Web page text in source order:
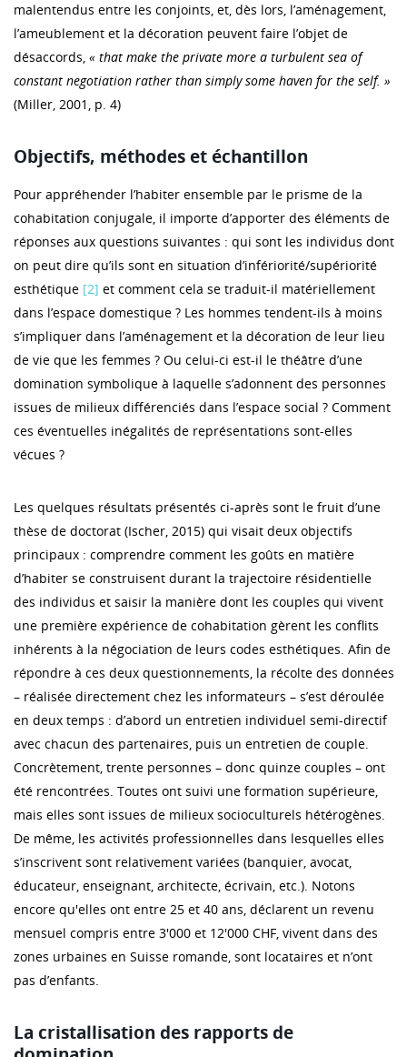
malentendus entre les conjoints, et, dès lors, l’aménagement,
l’ameublement et la décoration peuvent faire l’objet de
désaccords, « that make the private more a turbulent sea of
constant negotiation rather than simply some haven for the self. »
(Miller, 2001, p. 4)
Objectifs, méthodes et échantillon
Pour appréhender l’habiter ensemble par le prisme de la
cohabitation conjugale, il importe d’apporter des éléments de
réponses aux questions suivantes : qui sont les individus dont
on peut dire qu’ils sont en situation d’infériorité/supériorité
esthétique [2] et comment cela se traduit-il matériellement
dans l’espace domestique ? Les hommes tendent-ils à moins
s’impliquer dans l’aménagement et la décoration de leur lieu
de vie que les femmes ? Ou celui-ci est-il le théâtre d’une
domination symbolique à laquelle s’adonnent des personnes
issues de milieux différenciés dans l’espace social ? Comment
ces éventuelles inégalités de représentations sont-elles
vécues ?
Les quelques résultats présentés ci-après sont le fruit d’une
thèse de doctorat (Ischer, 2015) qui visait deux objectifs
principaux : comprendre comment les goûts en matière
d’habiter se construisent durant la trajectoire résidentielle
des individus et saisir la manière dont les couples qui vivent
une première expérience de cohabitation gèrent les conflits
inhérents à la négociation de leurs codes esthétiques. Afin de
répondre à ces deux questionnements, la récolte des données
– réalisée directement chez les informateurs – s’est déroulée
en deux temps : d’abord un entretien individuel semi-directif
avec chacun des partenaires, puis un entretien de couple.
Concrètement, trente personnes – donc quinze couples – ont
été rencontrées. Toutes ont suivi une formation supérieure,
mais elles sont issues de milieux socioculturels hétérogènes.
De même, les activités professionnelles dans lesquelles elles
s’inscrivent sont relativement variées (banquier, avocat,
éducateur, enseignant, architecte, écrivain, etc.). Notons
encore qu'elles ont entre 25 et 40 ans, déclarent un revenu
mensuel compris entre 3'000 et 12'000 CHF, vivent dans des
zones urbaines en Suisse romande, sont locataires et n’ont
pas d’enfants.
La cristallisation des rapports de